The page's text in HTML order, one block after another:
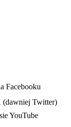
Facebooku
(dawniej Twitter)
YouTube